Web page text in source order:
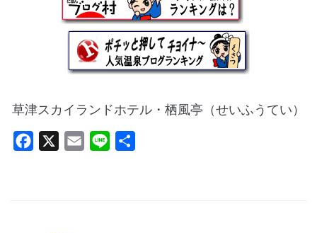
草津スカイランドホテル・栖風亭（せいふうてい）